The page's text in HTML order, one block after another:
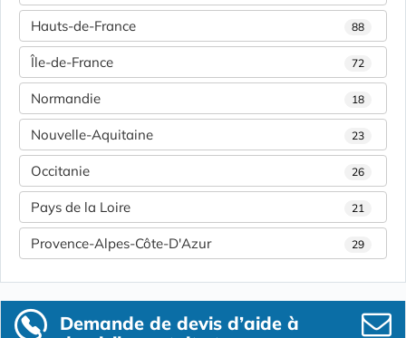
Hauts-de-France 88
Île-de-France 72
Normandie 18
Nouvelle-Aquitaine 23
Occitanie 26
Pays de la Loire 21
Provence-Alpes-Côte-D'Azur 29
Demande de devis d’aide à